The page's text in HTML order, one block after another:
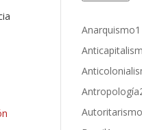
Anarquismo1
Antropología
Autoritarismo